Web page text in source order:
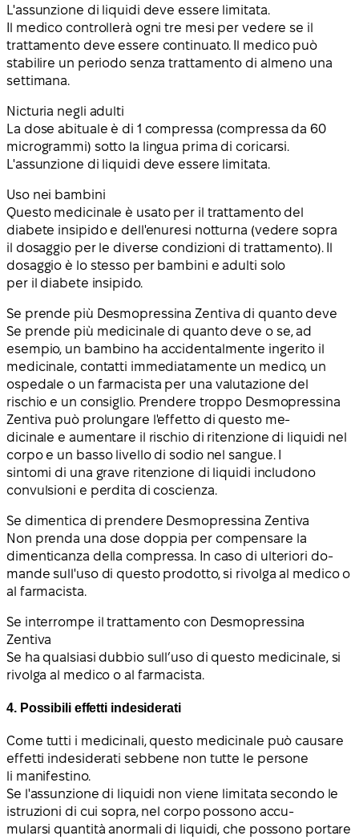
L'assunzione di liquidi deve essere limitata.
Il medico controllerà ogni tre mesi per vedere se il
trattamento deve essere continuato. Il medico può
stabilire un periodo senza trattamento di almeno una
settimana.
Nicturia negli adulti
La dose abituale è di 1 compressa (compressa da 60
microgrammi) sotto la lingua prima di coricarsi.
L'assunzione di liquidi deve essere limitata.
Uso nei bambini
Questo medicinale è usato per il trattamento del
diabete insipido e dell'enuresi notturna (vedere sopra
il dosaggio per le diverse condizioni di trattamento). Il
dosaggio è lo stesso per bambini e adulti solo
per il diabete insipido.
Se prende più Desmopressina Zentiva di quanto deve
Se prende più medicinale di quanto deve o se, ad
esempio, un bambino ha accidentalmente ingerito il
medicinale, contatti immediatamente un medico, un
ospedale o un farmacista per una valutazione del
rischio e un consiglio. Prendere troppo Desmopressina
Zentiva può prolungare l'effetto di questo me-
dicinale e aumentare il rischio di ritenzione di liquidi nel
corpo e un basso livello di sodio nel sangue. I
sintomi di una grave ritenzione di liquidi includono
convulsioni e perdita di coscienza.
Se dimentica di prendere Desmopressina Zentiva
Non prenda una dose doppia per compensare la
dimenticanza della compressa. In caso di ulteriori do-
mande sull'uso di questo prodotto, si rivolga al medico o
al farmacista.
Se interrompe il trattamento con Desmopressina
Zentiva
Se ha qualsiasi dubbio sull’uso di questo medicinale, si
rivolga al medico o al farmacista.
4. Possibili effetti indesiderati
Come tutti i medicinali, questo medicinale può causare
effetti indesiderati sebbene non tutte le persone
li manifestino.
Se l'assunzione di liquidi non viene limitata secondo le
istruzioni di cui sopra, nel corpo possono accu-
mularsi quantità anormali di liquidi, che possono portare